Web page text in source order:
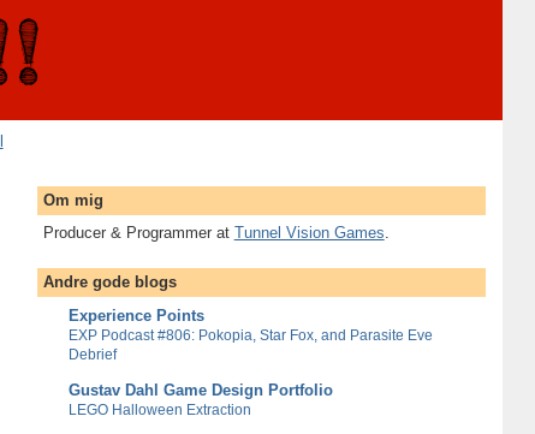
Om mig
Producer & Programmer at Tunnel Vision Games
Andre gode blogs
Experience Points
EXP Podcast #806: Pokopia, Star Fox, and Parasite Eve
Debrief
Gustav Dahl Game Design Portfolio
LEGO Halloween Extraction